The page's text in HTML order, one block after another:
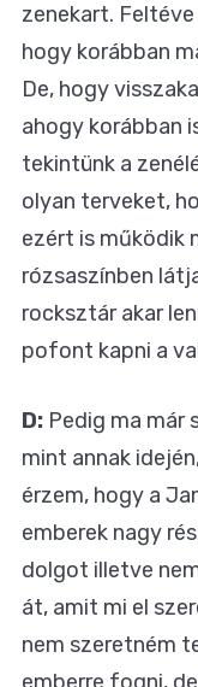
zenekart.
hogy korábban
De, hogy
ahogy korábban
tekintünk a
olyan terveket,
ezért is működik
rózsaszínben
rocksztár akar
pofont kapni a
D: Pedig ma már
mint annak
érzem, hogy a
emberek nagy
dolgot illetve
át, amit mi el
nem szeretném